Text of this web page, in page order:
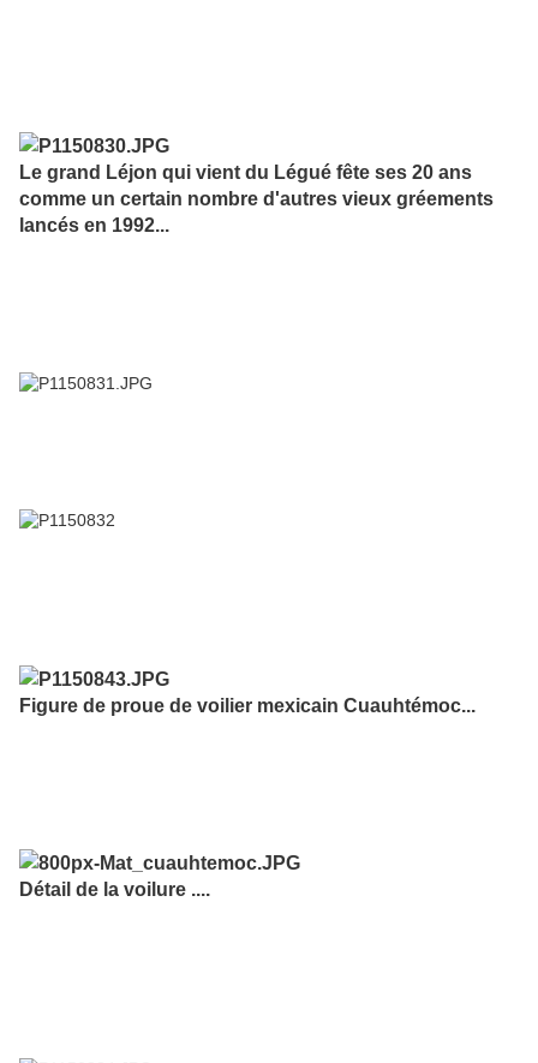
Le grand Léjon qui vient du Légué fête ses 20 ans
comme un certain nombre d'autres vieux gréements
lancés en 1992...
Figure de proue de voilier mexicain Cuauhtémoc...
Détail de la voilure ....